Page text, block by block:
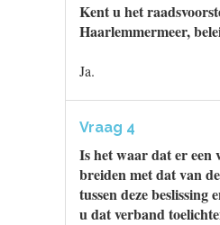
Kent u het
Haarlemmermeer,
Ja.
Vraag 4
Is het waar dat er een
breiden met dat van
tussen deze
u dat verband